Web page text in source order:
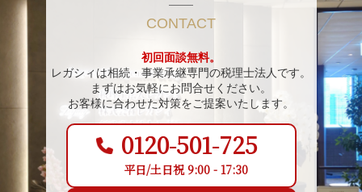
CONTACT
初回面談無料。
レガシィは相続・事業承継専門の税理士法人です。
まずはお気軽にお問合せください。
お客様に合わせた対策をご提案いたします。
0120-501-725
平日/土日祝 9:00 - 17:30